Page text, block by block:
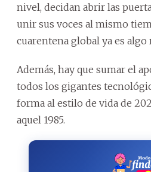
nivel, decidan abrir las
unir sus voces al mismo
cuarentena global ya es algo
Además, hay que sumar el
todos los gigantes
forma al estilo de vida de
aquel 1985.